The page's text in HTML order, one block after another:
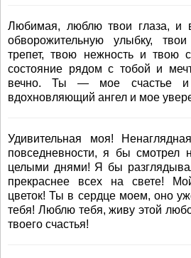
Любимая, люблю твои глаза, и
обворожительную улыбку,
трепет, твою нежность и твою
состояние рядом с тобой и
вечно. Ты — мое счастье
вдохновляющий ангел и мое
Удивительная моя!
повседневности, я бы смотрел
целыми днями! Я бы
прекраснее всех на свете!
цветок! Ты в сердце моем, оно
тебя! Люблю тебя, живу этой
твоего счастья!